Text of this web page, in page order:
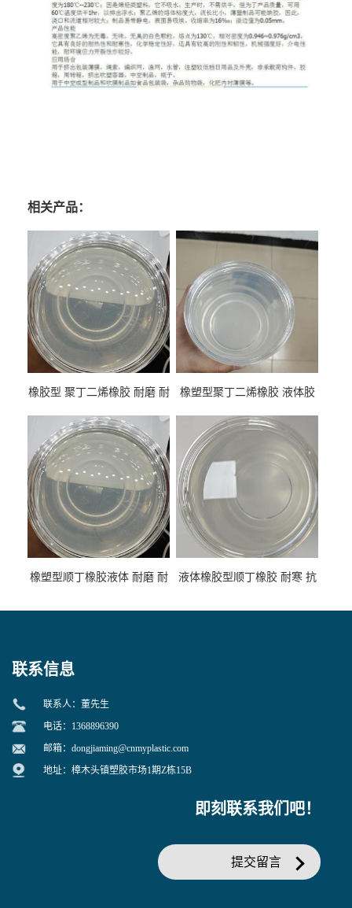
相关产品：
橡胶型 聚丁二烯橡胶 耐磨 耐
性
橡塑型聚丁二烯橡胶 液体胶
专用
橡塑型顺丁橡胶液体 耐磨 耐
液体橡胶型顺丁橡胶 耐寒 抗
联系信息
联系人：董先生
电话：1368896390
邮箱： dongjiaming@cnmyplastic.com
地址：樟木头镇塑胶市场1期Z栋15B
即刻联系我们吧！
提交留言